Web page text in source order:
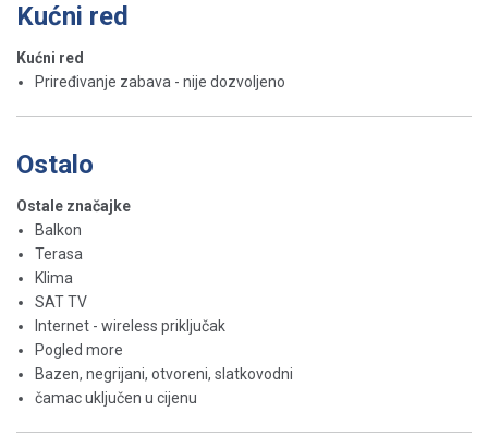
Kućni red
Kućni red
Priređivanje zabava - nije dozvoljeno
Ostalo
Ostale značajke
Balkon
Terasa
Klima
SAT TV
Internet - wireless priključak
Pogled more
Bazen, negrijani, otvoreni, slatkovodni
čamac uključen u cijenu